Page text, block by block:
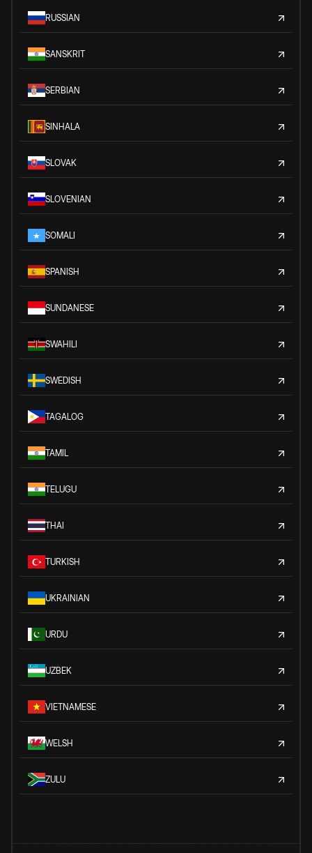
RUSSIAN
SANSKRIT
SERBIAN
SINHALA
SLOVAK
SLOVENIAN
SOMALI
SPANISH
SUNDANESE
SWAHILI
SWEDISH
TAGALOG
TAMIL
TELUGU
THAI
TURKISH
UKRAINIAN
URDU
UZBEK
VIETNAMESE
WELSH
ZULU